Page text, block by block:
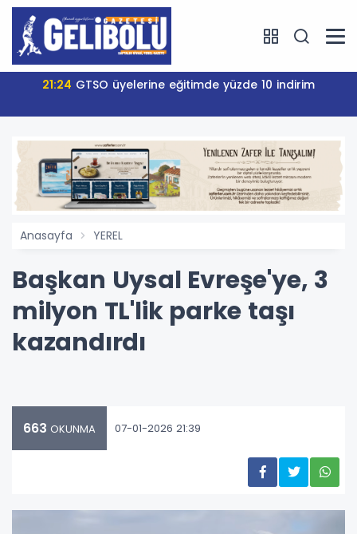
21:24 GTSO üyelerine eğitimde yüzde 10 indirim
Anasayfa YEREL
Başkan Uysal Evreşe'ye, 3
milyon TL'lik parke taşı
kazandırdı
663 OKUNMA 07-01-2026 21:39